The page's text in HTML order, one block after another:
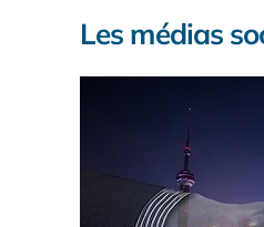
Les médias